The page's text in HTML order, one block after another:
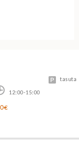
12:00-15:00
tasuta